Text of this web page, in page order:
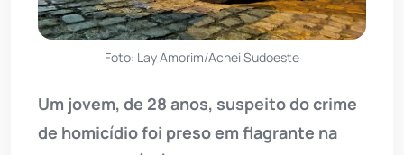
Foto: Lay Amorim/Achei Sudoeste
Um jovem, de 28 anos, suspeito do crime
de homicídio foi preso em flagrante na